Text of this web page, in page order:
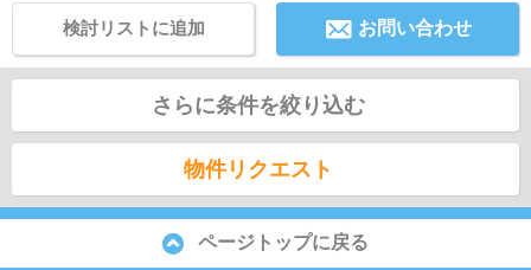
お問い合わせ
検討リストに追加
さらに条件を絞り込む
物件リクエスト
ページトップに戻る